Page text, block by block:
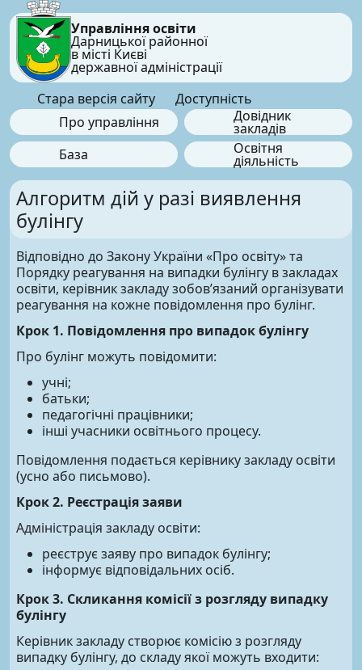
Управління освіти
Дарницької районної
в місті Києві
державної адміністрації
Стара версія сайту
Доступність
Про управління
Довідник
закладів
База
Освітня
діяльність
Алгоритм дій у разі виявлення
булінгу
Відповідно до Закону України «Про освіту» та
Порядку реагування на випадки булінгу в закладах
освіти, керівник закладу зобов’язаний організувати
реагування на кожне повідомлення про булінг.
Крок 1. Повідомлення про випадок булінгу
Про булінг можуть повідомити:
учні;
батьки;
педагогічні працівники;
інші учасники освітнього процесу.
Повідомлення подається керівнику закладу освіти
(усно або письмово).
Крок 2. Реєстрація заяви
Адміністрація закладу освіти:
реєструє заяву про випадок булінгу;
інформує відповідальних осіб.
Крок 3. Скликання комісії з розгляду випадку
булінгу
Керівник закладу створює комісію з розгляду
випадку булінгу, до складу якої можуть входити: